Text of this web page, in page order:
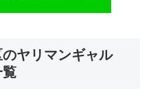
ヤリマンギャル